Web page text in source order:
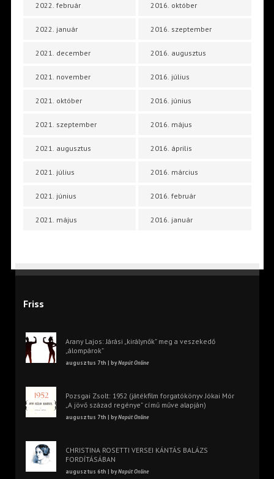
2022. február
2022. január
2021. december
2021. november
2021. október
2021. szeptember
2021. augusztus
2021. július
2021. június
2021. május
2016. október
2016. szeptember
2016. augusztus
2016. július
2016. június
2016. május
2016. április
2016. március
2016. február
2016. január
Friss
Arany Lajos: Járási „királynők” meg a veszekedő
„álompárok”
augusztus 7th | byNapút Online
Pozsgai Zsolt: 1952 (játékfilm forgatókönyv Jókai Mór
„A jövő század regénye” című műve alapján)
augusztus 7th | byNapút Online
CHRISTINA ROSETTI VERSEI KÁNTÁS BALÁZS
FORDÍTÁSÁBAN
augusztus 6th | byNapút Online